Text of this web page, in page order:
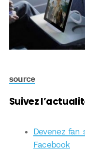
source
Suivez
Devenez fan
Facebook